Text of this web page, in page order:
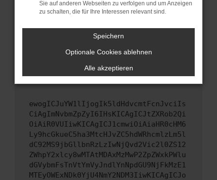
führen, dass bestimmte Funktionen nicht mehr
unterstützt werden.
Wende dich an den Webseitenbetreiber.
Wenn du alle oben genannten Schritte versucht
hast, kontaktiere uns bitte. Wir werden
uns diesen Text schicken, um uns bei der
ewogICJuYW1lIjogIk5ldHdvcmtFcnJvciIs
CiAgImNvbmZpZyI6IHsKICAgICJtZXRob2Qi
OiAiR0VUIiwKICAgICJ1cmwiOiAiaHR0cHM6
Ly9hcGkueC5ha3MtcHJvZC5hdWRhcmlzLm5l
dC92MS9jbGllbnRzLzIwNjQvd2Vic2l0ZS12
ZWhpY2xlcy8wMTAtMDAxMzMwP2ZpZWxkPWlu
dGVybmFsTnVtYmVyJndlYnNpdGU9NjFkMzE1
MTEyOWExNDk0YjU4NmY2NDM3IiwKICAgICJo
Sie auf anderen Webseiten zu verfolgen und um Anzeigen
zu schalten, die für Ihre Interessen relevant sind.
Speichern
Optionale Cookies ablehnen
Alle akzeptieren